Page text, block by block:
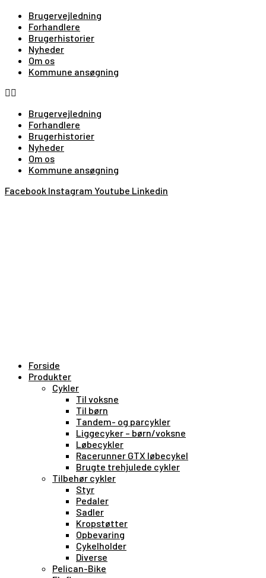
Brugervejledning
Forhandlere
Brugerhistorier
Nyheder
Om os
Kommune ansøgning
Brugervejledning
Forhandlere
Brugerhistorier
Nyheder
Om os
Kommune ansøgning
Facebook Instagram Youtube Linkedin
Forside
Produkter
Cykler
Til voksne
Til børn
Tandem- og parcykler
Liggecyker – børn/voksne
Løbecykler
Racerunner GTX løbecykel
Brugte trehjulede cykler
Tilbehør cykler
Styr
Pedaler
Sadler
Kropstøtter
Opbevaring
Cykelholder
Diverse
Pelican-Bike